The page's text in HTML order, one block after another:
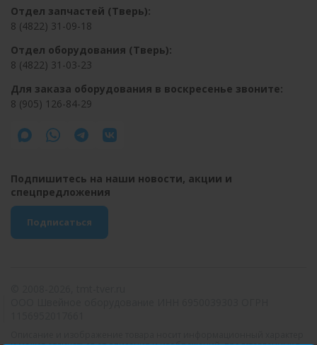
Отдел запчастей (Тверь):
8 (4822) 31-09-18
Отдел оборудования (Тверь):
8 (4822) 31-03-23
Для заказа оборудования в воскресенье звоните:
8 (905) 126-84-29
Подпишитесь на наши новости, акции и
спецпредложения
Подписаться